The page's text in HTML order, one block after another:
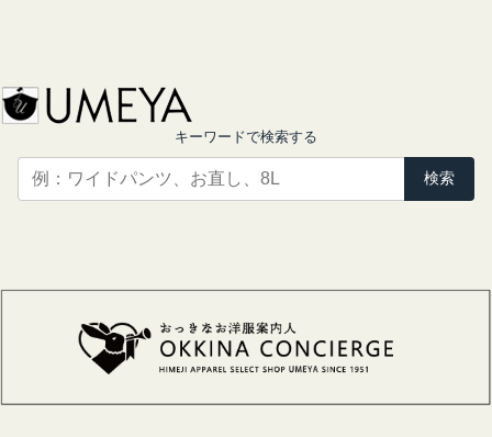
キーワードで検索する
検索